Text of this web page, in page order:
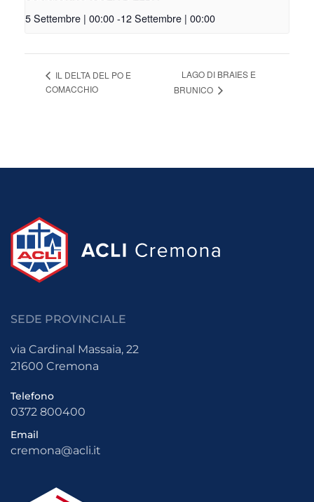
5 Settembre | 00:00-12 Settembre | 00:00
IL DELTA DEL PO E
COMACCHIO
LAGO DI BRAIES E
BRUNICO
SEDE PROVINCIALE
via Cardinal Massaia, 22
21600 Cremona
Telefono
0372 800400
Email
cremona@acli.it